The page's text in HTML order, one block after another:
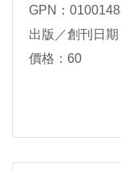
GPN：
出版／創刊日
價格：60